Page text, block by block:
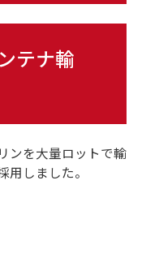
テナ輸
ンを大量ロットで輸
しました。